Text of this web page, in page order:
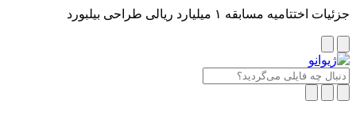
جزئیات اختتامیه مسابقه ۱ میلیارد ریالی طراحی بیلبورد